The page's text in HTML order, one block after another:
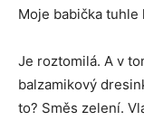
Moje babička tuhle
Je roztomilá. A v
balzamikový
to? Směs zelení.